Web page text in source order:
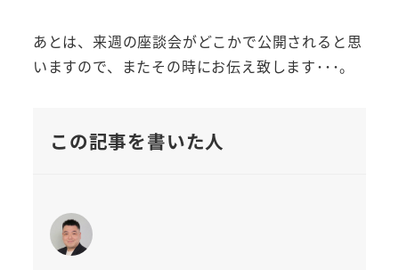
あとは、来週の座談会がどこかで公開されると思
いますので、またその時にお伝え致します･･･。
この記事を書いた人